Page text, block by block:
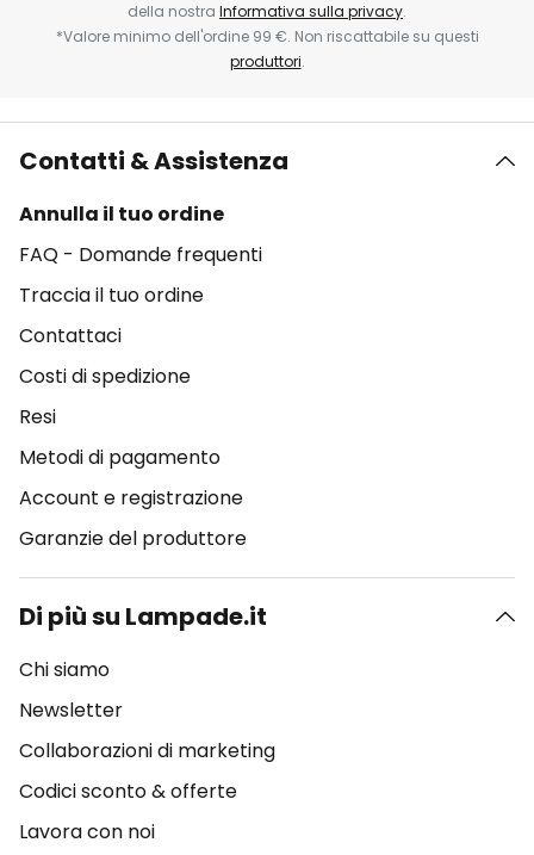
della nostra Informativa sulla privacy.
*Valore minimo dell'ordine 99 €. Non riscattabile su questi
produttori.
Contatti & Assistenza
Annulla il tuo ordine
FAQ - Domande frequenti
Traccia il tuo ordine
Contattaci
Costi di spedizione
Resi
Metodi di pagamento
Account e registrazione
Garanzie del produttore
Di più su Lampade.it
Chi siamo
Newsletter
Collaborazioni di marketing
Codici sconto & offerte
Lavora con noi